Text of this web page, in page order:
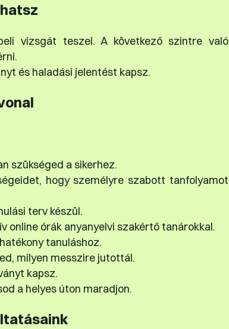
vizsgát teszel. A következő szintre való
és haladási jelentést kapsz.
szükséged a sikerhez.
hogy személyre szabott tanfolyamot
terv készül.
online órák anyanyelvi szakértő tanárokkal.
tanuláshoz.
milyen messzire jutottál.
kapsz.
a helyes úton maradjon.